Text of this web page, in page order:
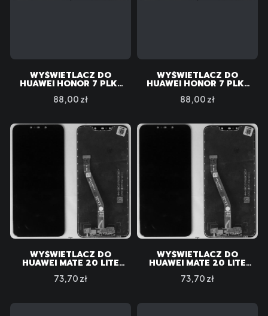
WYŚWIETLACZ DO
HUAWEI HONOR 7 PLK-
Cena
88,00 zł
WYŚWIETLACZ DO
HUAWEI HONOR 7 PLK-
Cena
88,00 zł
WYŚWIETLACZ DO
HUAWEI MATE 20 LITE
Cena
73,70 zł
WYŚWIETLACZ DO
HUAWEI MATE 20 LITE
Cena
73,70 zł